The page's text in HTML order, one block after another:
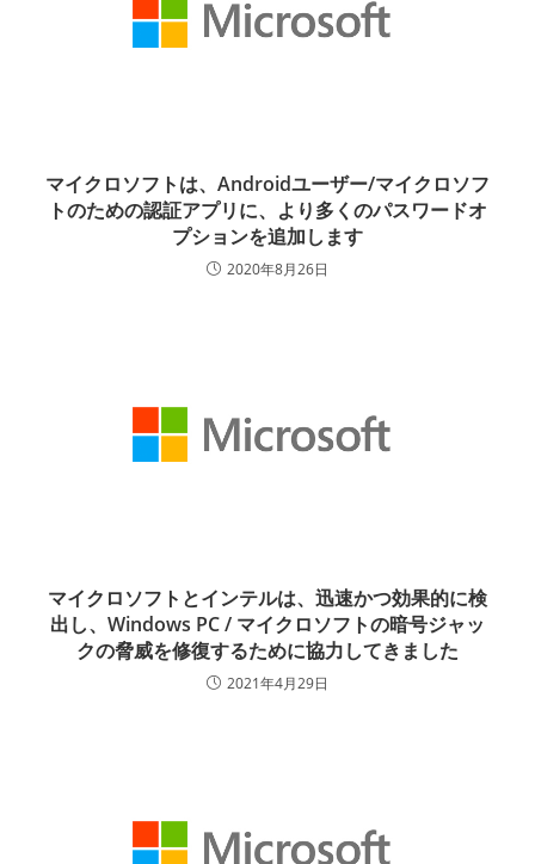
マイクロソフトは、Androidユーザー/マイクロソフ
トのための認証アプリに、より多くのパスワードオ
プションを追加します
2020年8月26日
マイクロソフトとインテルは、迅速かつ効果的に検
出し、Windows PC / マイクロソフトの暗号ジャッ
クの脅威を修復するために協力してきました
2021年4月29日